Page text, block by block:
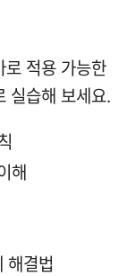
로 적용 가능한
실습해 보세요.
해
해결법